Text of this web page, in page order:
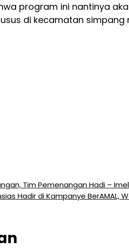
program ini nantinya
di kecamatan simpang
Tim Pemenangan Hadi –
Hadir di Kampanye BerAMAL,